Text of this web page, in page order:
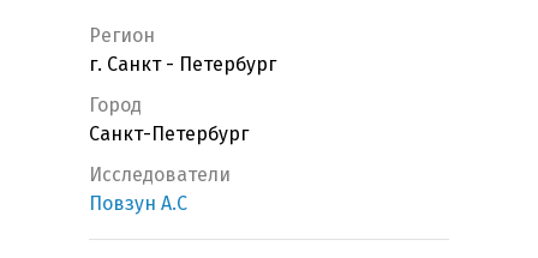
Регион
г. Санкт - Петербург
Город
Санкт-Петербург
Исследователи
Повзун А.С